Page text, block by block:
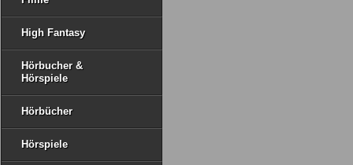
High Fantasy
Hörbucher &
Hörspiele
Hörbücher
Hörspiele